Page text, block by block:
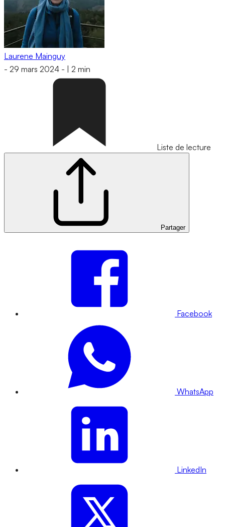
Laurene Mainguy
- 29 mars 2024 - 2 min
Liste de lecture
Partager
Facebook
WhatsApp
LinkedIn